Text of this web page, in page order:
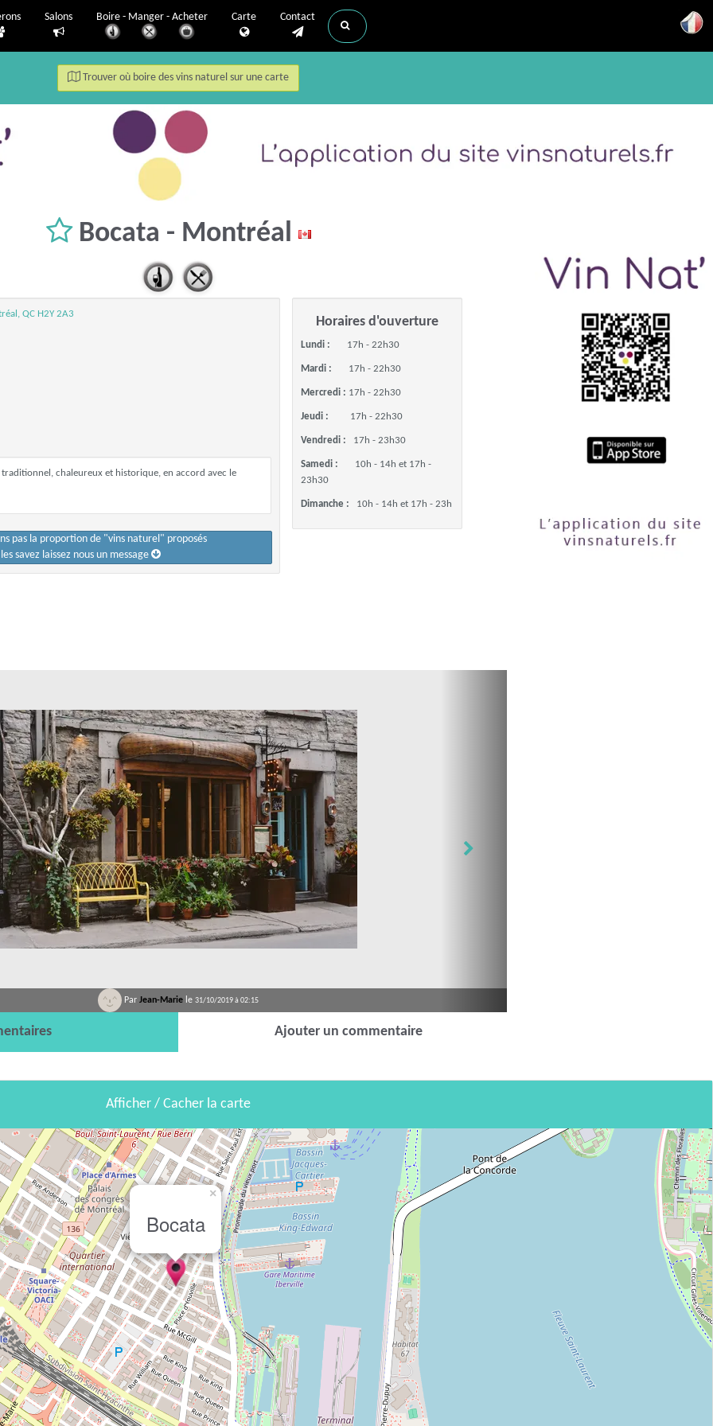
Salons Boire - Manger - Acheter Carte Contact
Trouver où boire des vins naturel sur une carte
Bocata - Montréal
QC H2Y 2A3
chaleureux et historique, en accord avec le
pas la proportion de "vins naturel" proposés
savez laissez nous un message
Horaires d'ouverture
Lundi : 17h - 22h30
Mardi : 17h - 22h30
Mercredi : 17h - 22h30
Jeudi : 17h - 22h30
Vendredi : 17h - 23h30
Samedi :
10h - 14h et 17h -
23h30
Dimanche : 10h - 14h et 17h - 23h
Par Jean-Marie le 31/10/2019 à 02:15
Ajouter un commentaire
Afficher / Cacher la carte
Bocata
×